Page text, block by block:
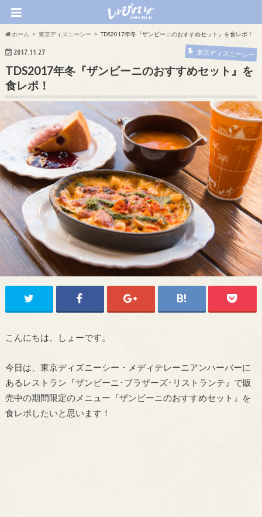
ホーム 東京ディズニーシー TDS2017年冬『ザンビーニのおすすめセット』を食レポ！
2017.11.27 東京ディズニーシー
TDS2017年冬『ザンビーニのおすすめセット』を
食レポ！
こんにちは、しょーです。
今日は、東京ディズニーシー・メディテレーニアンハーバーに
あるレストラン『ザンビーニ･ブラザーズ･リストランテ』で販
売中の期間限定のメニュー『ザンビーニのおすすめセット』を
食レポしたいと思います！